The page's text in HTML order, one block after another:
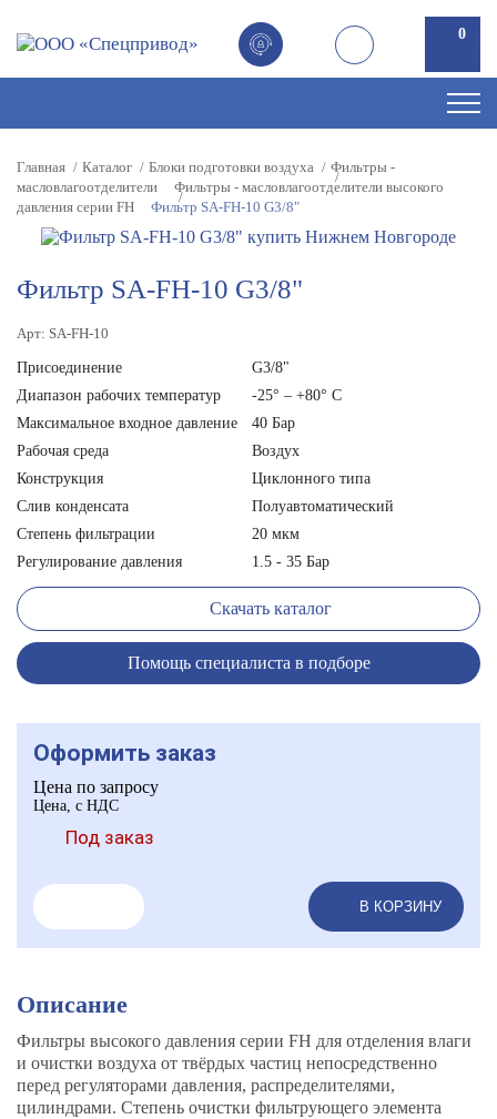
0
Главная Каталог Блоки подготовки воздуха
Фильтры -
масловлагоотделители
Фильтры - масловлагоотделители высокого
давления серии FH
Фильтр SA-FH-10 G3/8"
Фильтр SA-FH-10 G3/8"
Арт: SA-FH-10
Присоединение
G3/8"
Диапазон рабочих температур
-25° – +80° С
Максимальное входное давление
40 Бар
Рабочая среда
Воздух
Конструкция
Циклонного типа
Слив конденсата
Полуавтоматический
Степень фильтрации
20 мкм
Регулирование давления
1.5 - 35 Бар
Скачать каталог
Помощь специалиста в подборе
Оформить заказ
Цена по запросу
Цена, с НДС
Под заказ
В КОРЗИНУ
Описание
Фильтры высокого давления серии FH для отделения влаги
и очистки воздуха от твёрдых частиц непосредственно
перед регуляторами давления, распределителями,
цилиндрами. Степень очистки фильтрующего элемента